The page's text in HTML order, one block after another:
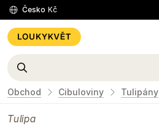
Česko Kč
Obchod Cibuloviny Tulipány
Tulipa